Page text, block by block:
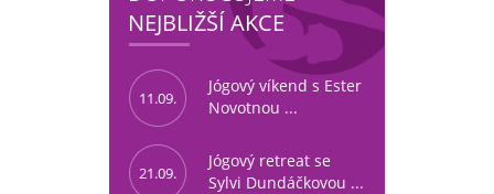
NEJBLIŽŠÍ AKCE
11.09.
Jógový víkend s Ester
Novotnou ...
21.09.
Jógový retreat se
Sylvi Dundáčkovou ...